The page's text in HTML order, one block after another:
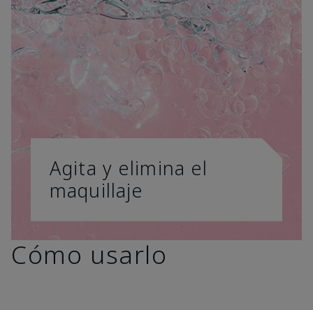
Agita y elimina el
maquillaje
Cómo usarlo